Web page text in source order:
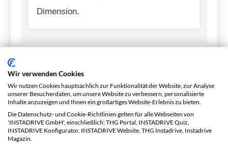
Dimension.
Elektrisch unterwegs?
Alles, was du zur
Wir verwenden Cookies
Wir nutzen Cookies hauptsächlich zur Funktionalität der Website, zur Analyse
unserer Besucherdaten, um unsere Website zu verbessern, personalisierte
Inhalte anzuzeigen und Ihnen ein großartiges Website-Erlebnis zu bieten.
Die Datenschutz- und Cookie-Richtlinien gelten für alle Webseiten von
'INSTADRIVE GmbH', einschließlich: THG Portal, INSTADRIVE Quiz,
INSTADRIVE Konfigurator, INSTADRIVE Website, THG Instadrive, Instadrive
Magazin.